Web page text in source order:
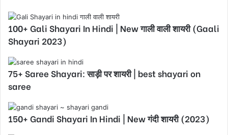
100+ Gali Shayari In Hindi | New गाली वाली शायरी (Gaali
Shayari 2023)
75+ Saree Shayari: साड़ी पर शायरी | best shayari on
saree
150+ Gandi Shayari In Hindi | New गंदी शायरी (2023)